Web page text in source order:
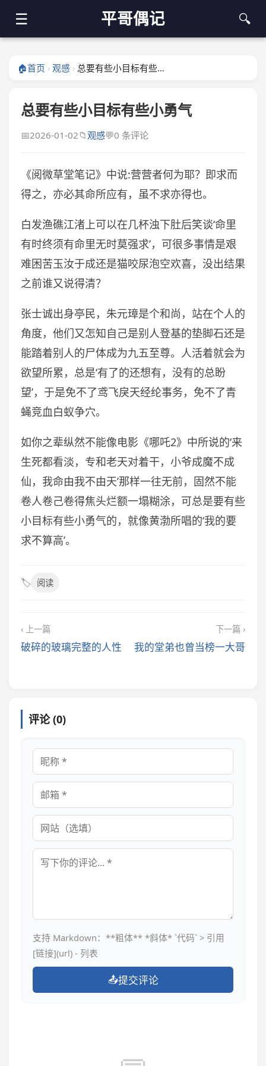
☰ 平哥偶记 🔍
🏠首页 › 观感 › 总要有些小目标有些小勇气
总要有些小目标有些小勇气
📅2026-01-02 📁观感💬0 条评论
《阅微草堂笔记》中说:营营者何为耶？即求而
得之，亦必其命所应有，虽不求亦得也。
白发渔礁江渚上可以在几杯浊下肚后笑谈‘命里
有时终须有命里无时莫强求’，可很多事情是艰
难困苦玉汝于成还是猫咬尿泡空欢喜，没出结果
之前谁又说得清？
张士诚出身亭民，朱元璋是个和尚，站在个人的
角度，他们又怎知自己是别人登基的垫脚石还是
能踏着别人的尸体成为九五至尊。人活着就会为
欲望所累，总是‘有了的还想有，没有的总盼
望’，于是免不了鸢飞戾天经纶事务，免不了青
蝇竞血白蚁争穴。
如你之辈纵然不能像电影《哪吒2》中所说的‘来
生死都看淡，专和老天对着干，小爷成魔不成
仙，我命由我不由天’那样一往无前，固然不能
卷人卷己卷得焦头烂额一塌糊涂，可总是要有些
小目标有些小勇气的，就像黄渤所唱的‘我的要
求不算高’。
🏷️ 阅读
‹ 上一篇
破碎的玻璃完整的人性
下一篇 ›
我的堂弟也曾当榜一大哥
评论 (0)
昵称
邮箱
网站
评论内容
支持 Markdown：**粗体** *斜体* `代码` > 引用
[链接](url) - 列表
📤提交评论